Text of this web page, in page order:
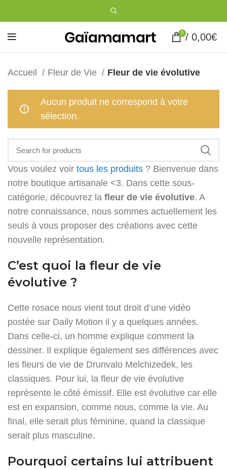
0 / 0,00€
Accueil Fleur de Vie Fleur de vie évolutive
Aucun produit ne correspond à votre
sélection.
Vous voulez voir tous les produits ? Bienvenue dans
notre boutique artisanale <3. Dans cette sous-
catégorie, découvrez la fleur de vie évolutive. A
notre connaissance, nous sommes actuellement les
seuls à vous proposer des créations avec cette
nouvelle représentation.
C’est quoi la fleur de vie
évolutive ?
Cette rosace nous vient tout droit d’une vidéo
postée sur Daily Motion il y a quelques années.
Dans celle-ci, un homme explique comment la
dessiner. Il explique également ses différences avec
les fleurs de vie de Drunvalo Melchizedek, les
classiques. Pour lui, la fleur de vie évolutive
représente le côté émissif. Elle est évolutive car elle
est en expansion, comme nous, comme la vie. Au
final, elle serait plus féminine, quand la classique
serait plus masculine.
Pourquoi certains lui attribuent